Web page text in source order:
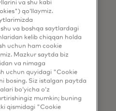
rasmiy
asosiy
vaqtdan beri
tartibga
standartlar,
biznesi
oldi. 2023-yil
NetsUnion
solish milliy
va shu kabi
qo‘llaymiz.
va boshqa saytlardagi
kelib chiqqan holda
uchun ham cookie
Mazkur saytda biz
va nimaga
uchun quyidagi "Cookie
bosing. Siz istalgan paytda
bo‘yicha o‘z
mumkin; buning
qismidagi "Cookie